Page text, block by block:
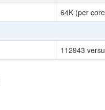
64K (per
112943